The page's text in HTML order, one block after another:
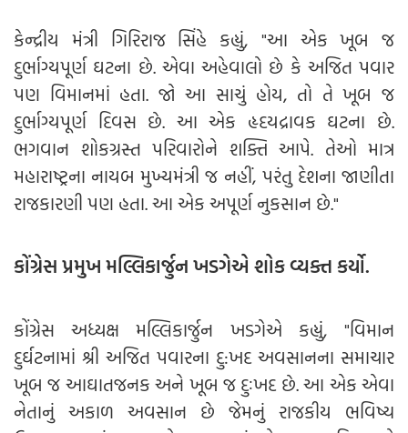
કેન્દ્રીય મંત્રી ગિરિરાજ સિંહે કહ્યું, "આ એક ખૂબ જ
દુર્ભાગ્યપૂર્ણ ઘટના છે. એવા અહેવાલો છે કે અજિત પવાર
પણ વિમાનમાં હતા. જો આ સાચું હોય, તો તે ખૂબ જ
દુર્ભાગ્યપૂર્ણ દિવસ છે. આ એક હૃદયદ્રાવક ઘટના છે.
ભગવાન શોકગ્રસ્ત પરિવારોને શક્તિ આપે. તેઓ માત્ર
મહારાષ્ટ્રના નાયબ મુખ્યમંત્રી જ નહીં, પરંતુ દેશના જાણીતા
રાજકારણી પણ હતા. આ એક અપૂર્ણ નુકસાન છે."
કોંગ્રેસ પ્રમુખ મલ્લિકાર્જુન ખડગેએ શોક વ્યક્ત કર્યો.
કોંગ્રેસ અધ્યક્ષ મલ્લિકાર્જુન ખડગેએ કહ્યું, "વિમાન
દુર્ઘટનામાં શ્રી અજિત પવારના દુ:ખદ અવસાનના સમાચાર
ખૂબ જ આઘાતજનક અને ખૂબ જ દુઃખદ છે. આ એક એવા
નેતાનું અકાળ અવસાન છે જેમનું રાજકીય ભવિષ્ય